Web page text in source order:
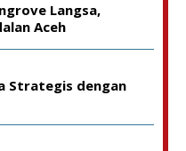
Langsa,
Aceh
Strategis dengan